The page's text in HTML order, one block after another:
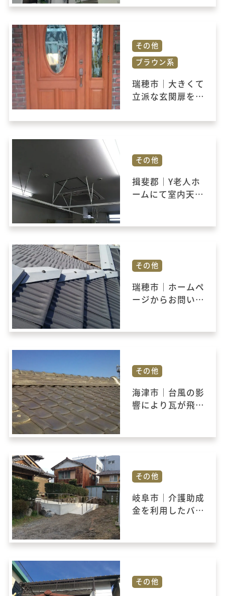
その他
ブラウン系
瑞穂市｜大きくて
立派な玄関扉を塗
と共に新築のよう
その他
揖斐郡｜Y老人ホ
ームにて室内天井
した。
その他
瑞穂市｜ホームペ
ージからお問い合
が飛ばされまし
その他
海津市｜台風の影
響により瓦が飛ば
繕工事をされまし
その他
岐阜市｜介護助成
金を利用したバリ
スロープが完成し
その他